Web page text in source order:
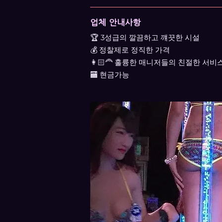
업체 안내사항
🏆 3성급의 깔끔하고 꺠끗한 시설
💰 정찰제로 정직한 가격
👩🏻‍🦰 훌륭한 매니저들의 친절한 서비
🏧 현금가능